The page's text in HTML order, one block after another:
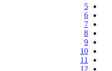
5
6
7
8
9
10
11
12